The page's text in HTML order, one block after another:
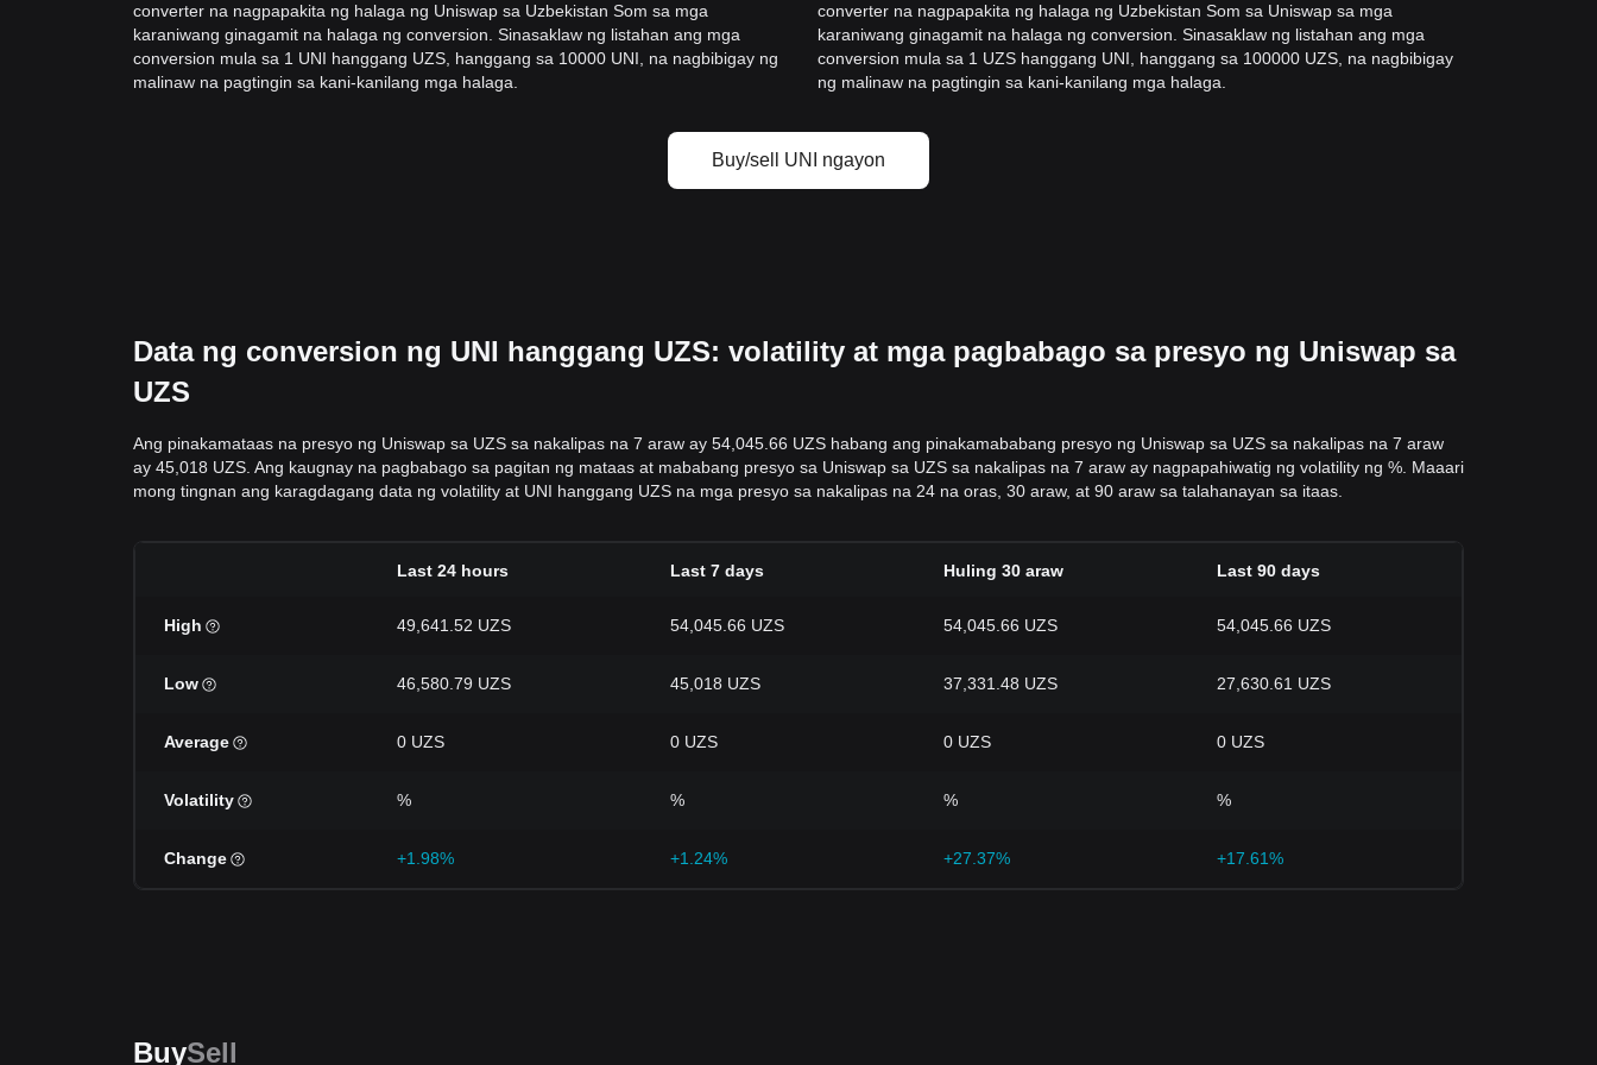
converter na nagpapakita ng halaga ng Uniswap sa Uzbekistan Som sa mga
karaniwang ginagamit na halaga ng conversion. Sinasaklaw ng listahan ang mga
conversion mula sa 1 UNI hanggang UZS, hanggang sa 10000 UNI, na nagbibigay ng
malinaw na pagtingin sa kani-kanilang mga halaga.
converter na nagpapakita ng halaga ng Uzbekistan Som sa Uniswap sa mga
karaniwang ginagamit na halaga ng conversion. Sinasaklaw ng listahan ang mga
conversion mula sa 1 UZS hanggang UNI, hanggang sa 100000 UZS, na nagbibigay
ng malinaw na pagtingin sa kani-kanilang mga halaga.
Buy/sell UNI ngayon
Data ng conversion ng UNI hanggang UZS: volatility at mga pagbabago sa presyo ng Uniswap sa
UZS
Ang pinakamataas na presyo ng Uniswap sa UZS sa nakalipas na 7 araw ay 54,045.66 UZS habang ang pinakamababang presyo ng Uniswap sa UZS sa nakalipas na 7 araw
ay 45,018 UZS. Ang kaugnay na pagbabago sa pagitan ng mataas at mababang presyo sa Uniswap sa UZS sa nakalipas na 7 araw ay nagpapahiwatig ng volatility ng %. Maaari
mong tingnan ang karagdagang data ng volatility at UNI hanggang UZS na mga presyo sa nakalipas na 24 na oras, 30 araw, at 90 araw sa talahanayan sa itaas.
Last 24 hours Last 7 days Huling 30 araw Last 90 days
High 49,641.52 UZS 54,045.66 UZS 54,045.66 UZS 54,045.66 UZS
Low 46,580.79 UZS 45,018 UZS 37,331.48 UZS 27,630.61 UZS
Average 0 UZS 0 UZS 0 UZS 0 UZS
Volatility % % % %
Change +1.98% +1.24% +27.37% +17.61%
BuySell